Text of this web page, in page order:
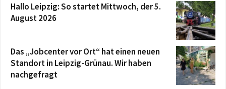
Hallo Leipzig: So startet Mittwoch, der 5.
August 2026
Das „Jobcenter vor Ort“ hat einen neuen
Standort in Leipzig-Grünau. Wir haben
nachgefragt